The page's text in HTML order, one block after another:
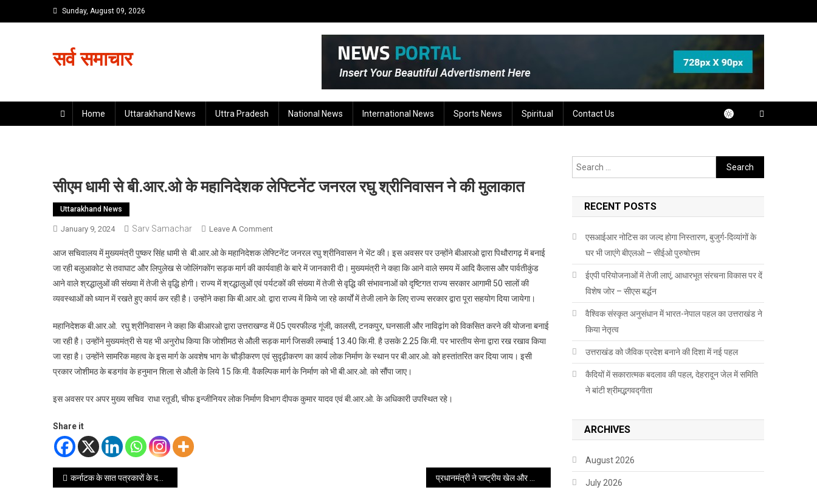
to
Sunday, August 09, 2026
सर्व समाचार
Home Uttarakhand News Uttra Pradesh National News International News Sports News Spiritual Contact Us
सीएम धामी से बी.आर.ओ के महानिदेशक लेफ्टिनेंट जनरल रघु श्रीनिवासन ने की मुलाकात
Uttarakhand News
January 9, 2024 Sarv Samachar Leave A CommentOn
धामी
से
बी.आर.ओ
के
लेफ्टिनेंट
जनरल
रघु
श्रीनिवासन
की
आज सचिवालय में मुख्यमंत्री पुष्कर सिंह धामी से बी.आर.ओ के महानिदेशक लेफ्टिनेंट जनरल रघु श्रीनिवासन ने भेंट की। इस अवसर पर उन्होंने बीआरओ द्वारा पिथौरागढ़ में बनाई
जा रही बलुआकोट से तवाघाट और लिपुलेख से जोलिंगकोंग सड़क मार्ग की कार्यवाही के बारे में जानकारी दी। मुख्यमंत्री ने कहा कि आने वाले समय में आदि कैलास और पार्वतीकुंड
आने वाले श्रद्धालुओं की संख्या में तेजी से वृद्धि होगी। राज्य में श्रद्धालुओं एवं पर्यटकों की संख्या में तेजी से वृद्धि की संभावनाओं को दृष्टिगत राज्य सरकार आगामी 50 सालों की
व्यवस्थाओं को ध्यान में रखते हुए कार्य कर रही है। उन्होंने कहा कि बी.आर.ओ. द्वारा राज्य में किये जा रहे कार्यों में तेजी लाने के लिए राज्य सरकार द्वारा पूरा सहयोग दिया जायेगा।
महानिदेशक बी.आर.ओ. रघु श्रीनिवासन ने कहा कि बीआरओ द्वारा उत्तराखण्ड में 05 एयरफील्ड गूंजी, कालसी, टनकपुर, घनसाली और नाविढ़ांग को विकसित करने की योजना बनाई
जा रही है। उन्होंने मुख्यमंत्री से यह भी अनुरोध किया कि जोशीमठ से औली सड़क मार्ग जिसकी लम्बाई 13.40 कि.मी. है उसके 2.25 कि.मी. पर भारतीय सेना द्वारा रख रखाव किया
जा रहा है। उन्होंने सामरिक महत्व के इस मार्ग के अवशेष भाग के चौड़ीकरण एवं सुदृढ़ीकरण का कार्य लोक निर्माण के स्थान पर बी.आर.ओ. को हस्तांतरित कर दिया जाय। इसी
प्रकार जोशीमठ के बडगांव के हनुमान शिला से औली के लिये 15 कि.मी. वैकल्पिक मार्ग के निर्माण को भी बी.आर.ओ. को सौंपा जाए।
इस अवसर पर अपर मुख्य सचिव राधा रतूडी, चीफ इन्जीनियर लोक निर्माण विभाग दीपक कुमार यादव एवं बी.आर.ओ. के अधिकारी उपस्थित रहे।
Share it
Post
कर्नाटक के सात पत्रकारों के दल से मिले राज्यपाल
Search
for:
RECENT POSTS
एसआईआर नोटिस का जल्द होगा निस्तारण, बुजुर्ग-दिव्यांगों के
घर भी जाएंगे बीएलओ – सीईओ पुरुषोत्तम
ईएपी परियोजनाओं में तेजी लाएं, आधारभूत संरचना विकास पर दें
विशेष जोर – सीएस बर्द्धन
वैश्विक संस्कृत अनुसंधान में भारत-नेपाल पहल का उत्तराखंड ने
किया नेतृत्व
उत्तराखंड को जैविक प्रदेश बनाने की दिशा में नई पहल
कैदियों में सकारात्मक बदलाव की पहल, देहरादून जेल में समिति
ने बांटी श्रीमद्भगवद्गीता
ARCHIVES
August 2026
July 2026